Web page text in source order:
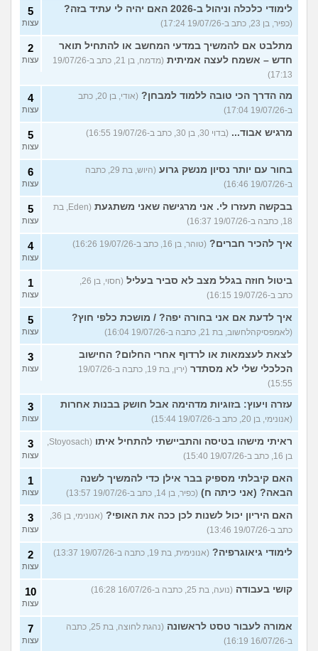
לימודי כלכלה וניהול ב-2026 האם יהיה לי עתיד בזה?
(כפיר, בן 23, כתב ב-19/07/26 17:24)
5
עצות
מתלבט אם להמשיך במדעי המחשב או להתחיל תואר
חדש – אשמח לעצה אמיתית
(מדמח, בן 21, כתב ב-19/07/26
17:13)
2
עצות
מה הדרך הכי טובה ללמוד למבחן?
(אודי, בן 20, כתב
ב-19/07/26 17:04)
4
עצות
מרגיש אבוד... (בדוי 30, בן 30, כתב ב-19/07/26 16:55) 5
עצות
בחור עם יותר נסיון מנשק גרוע
(היוש, בת 29, כתבה
ב-19/07/26 16:46)
6
עצות
בבקשה תעזרו לי. אני מרגישה שאני משתגעת
(Eden, בת
18, כתבה ב-19/07/26 16:37)
5
עצות
איך להכיר חברים? (טוהר, בן 16, כתב ב-19/07/26 16:26) 4
עצות
ביטול חוזה בגלל מצב לא סביר בעליל
(חסוי, בן 26,
כתב ב-19/07/26 16:15)
1
עצות
איך לדעת אם אני בחורה יפה? / מושכת כלפי חוץ?
(לאמפסיקהלחשוב, בת 21, כתבה ב-19/07/26 16:04)
5
עצות
לצאת לעצמאות או לרדוף אחרי החלום? החישוב
הכלכלי שלי לא מסתדר
(ירין, בת 19, כתבה ב-19/07/26
15:55)
3
עצות
עזרה ויעוץ: בזוגיות מדהימה אבל חושק בבנות אחרות
(אנונימי, בן 20, כתב ב-19/07/26 15:44)
3
עצות
ראיתי מישהו בטיסה והתביישתי להתחיל איתו
(Stoyosach,
בן 16, כתב ב-19/07/26 15:40)
3
עצות
האם קיבלתי מספיק בבר אילן כדי להמשיך לשנה
הבאה? (אני כיתה ח) (כפיר, בן 14, כתב ב-19/07/26 13:57)
1
עצות
האם היריון יכול לשנות לכן ככה את האופי?
(אנונימי, בן 36,
כתב ב-19/07/26 13:46)
3
עצות
לימודי גיאוגרפיה? (אנונימית, בת 19, כתבה ב-19/07/26 13:37) 2
עצות
קושי בעבודה (נועה, בת 25, כתבה ב-16/07/26 16:28) 10
עצות
אמורה לעבור טסט לראשונה
(נהגת לחוצה, בת 25, כתבה
ב-16/07/26 16:19)
7
עצות